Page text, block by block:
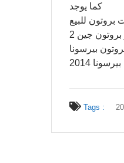
كما يوجد
Tags :